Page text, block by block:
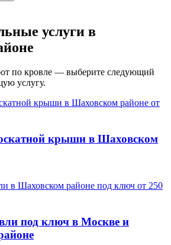
услуги в
по кровле — выберите следующий
услугу.
от
крыши в Шаховском
от 250
под ключ в Москве и